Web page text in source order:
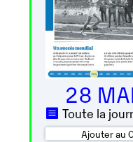
28
Toute la
Ajouter au